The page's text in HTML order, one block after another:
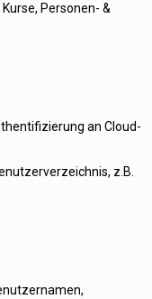
Personen- &
an Cloud-
z.B.